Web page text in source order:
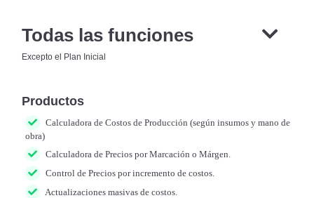
Todas las funciones
Excepto el Plan Inicial
Productos
Calculadora de Costos de Producción (según insumos y mano de
obra)
Calculadora de Precios por Marcación o Márgen.
Control de Precios por incremento de costos.
Actualizaciones masivas de costos.